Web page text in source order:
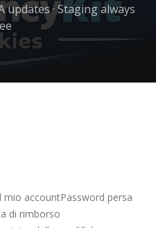
updates · Staging always
mio accountPassword persa
di rimborso